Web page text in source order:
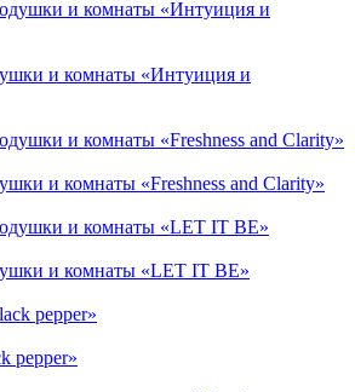
и комнаты «Интуиция и
и комнаты «Freshness and Clarity»
и комнаты «LET IT BE»
pepper»